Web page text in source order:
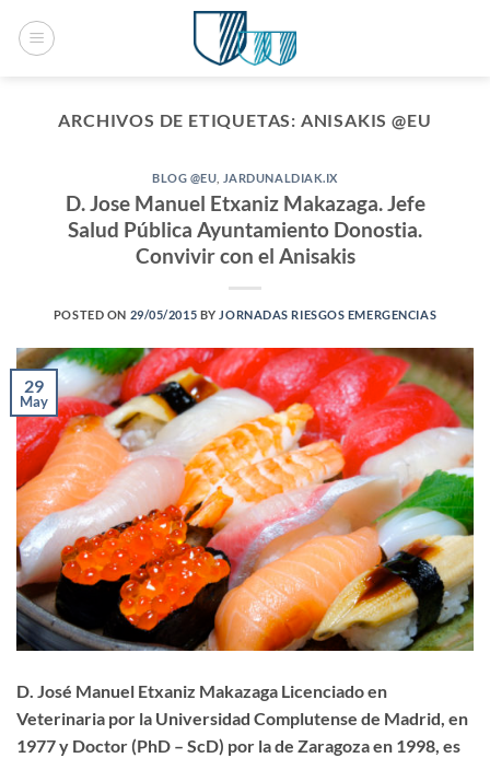
ARCHIVOS DE ETIQUETAS: ANISAKIS @EU
BLOG @EU JARDUNALDIAK.IX
D. Jose Manuel Etxaniz Makazaga. Jefe
Salud Pública Ayuntamiento Donostia.
Convivir con el Anisakis
POSTED ON 29/05/2015 BY JORNADAS RIESGOS EMERGENCIAS
29
May
D. José Manuel Etxaniz Makazaga Licenciado en
Veterinaria por la Universidad Complutense de Madrid, en
1977 y Doctor (PhD – ScD) por la de Zaragoza en 1998, es